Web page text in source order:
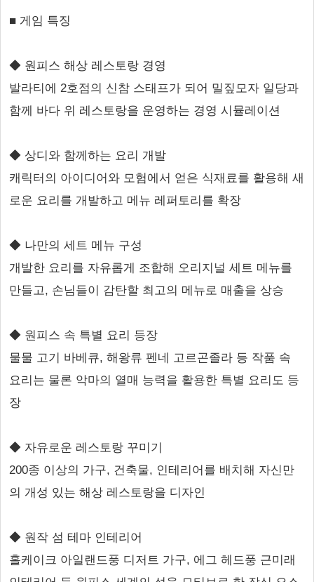
■ 게임 특징
◆ 원피스 해상 레스토랑 경영
발라티에 2호점의 신참 스태프가 되어 밀짚모자 일당과
함께 바다 위 레스토랑을 운영하는 경영 시뮬레이션
◆ 상디와 함께하는 요리 개발
캐릭터의 아이디어와 모험에서 얻은 식재료를 활용해 새
로운 요리를 개발하고 메뉴 레퍼토리를 확장
◆ 나만의 세트 메뉴 구성
개발한 요리를 자유롭게 조합해 오리지널 세트 메뉴를
만들고, 손님들이 감탄할 최고의 메뉴로 매출을 상승
◆ 원피스 속 특별 요리 등장
물물 고기 바베큐, 해왕류 펜네 고르곤졸라 등 작품 속
요리는 물론 악마의 열매 능력을 활용한 특별 요리도 등
장
◆ 자유로운 레스토랑 꾸미기
200종 이상의 가구, 건축물, 인테리어를 배치해 자신만
의 개성 있는 해상 레스토랑을 디자인
◆ 원작 섬 테마 인테리어
홀케이크 아일랜드풍 디저트 가구, 에그 헤드풍 근미래